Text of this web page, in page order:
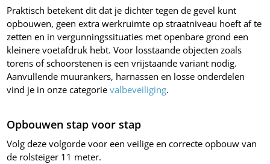
Praktisch betekent dit dat je dichter tegen de gevel kunt
opbouwen, geen extra werkruimte op straatniveau hoeft af te
zetten en in vergunningssituaties met openbare grond een
kleinere voetafdruk hebt. Voor losstaande objecten zoals
torens of schoorstenen is een vrijstaande variant nodig.
Aanvullende muurankers, harnassen en losse onderdelen
vind je in onze categorievalbeveiliging.
Opbouwen stap voor stap
Volg deze volgorde voor een veilige en correcte opbouw van
de rolsteiger 11 meter.